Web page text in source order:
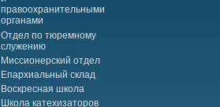
правоохранительными
органами
Отдел по тюремному
служению
Миссионерский отдел
Епархиальный склад
Воскресная школа
Школа катехизаторов